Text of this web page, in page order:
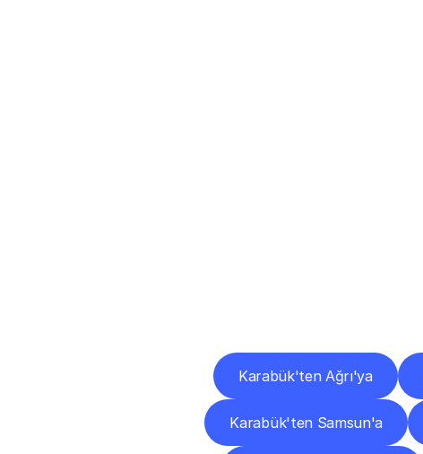
Karabük'ten Ağrı'ya
Karabük'ten Samsun'a